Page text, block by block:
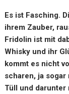
Es ist Fasching.
ihrem Zauber,
Fridolin ist mit
Whisky und ihr
kommt es nicht
scharen, ja
Tüll und darunter